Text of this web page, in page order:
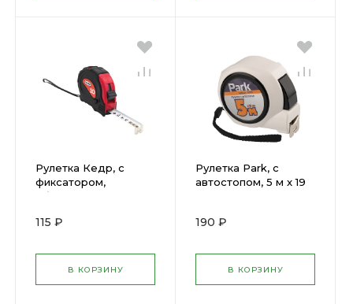
Рулетка Кедр, с
фиксатором,
обрезиненная, 3 м x
115 ₽
В КОРЗИНУ
Рулетка Park, с
автостопом, 5 м x 19
190 ₽
В КОРЗИНУ